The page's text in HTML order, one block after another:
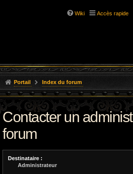
Wiki Accès rapide
Portail Index du forum
Contacter un
forum
Destinataire :
Administrateur